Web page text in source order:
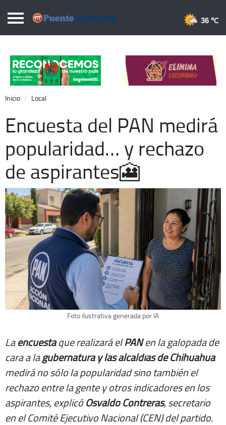
Puentelibre.mx
Local
Nacional
Opinión
Cronos
Economía
Espectáculos
Extra +
36 ℃
Inicio Local
Encuesta del PAN medirá
popularidad… y rechazo
de aspirantes🎦
Foto ilustrativa generada por IA
Laencuestaque realizará elPANen la galopada de
cara a lagubernatura y las alcaldías de Chihuahua
medirá no sólo la popularidad sino también el
rechazo entre la gente y otros indicadores en los
aspirantes, explicóOsvaldo Contreras, secretario
en el Comité Ejecutivo Nacional (CEN) del partido.